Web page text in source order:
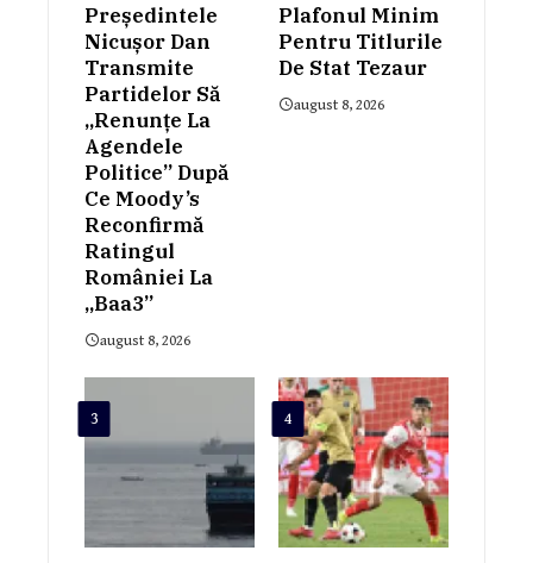
Președintele
Nicușor Dan
Transmite
Partidelor Să
„renunțe La
Agendele
Politice” După
Ce Moody’s
Reconfirmă
Ratingul
României La
„Baa3”
august 8, 2026
Plafonul Minim
Pentru Titlurile
De Stat Tezaur
august 8, 2026
3 4